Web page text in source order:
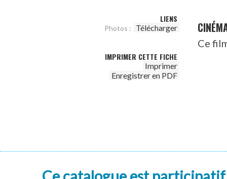
LIENS
Photos : Télécharger
IMPRIMER CETTE FICHE
Imprimer
Enregistrer en PDF
Ce